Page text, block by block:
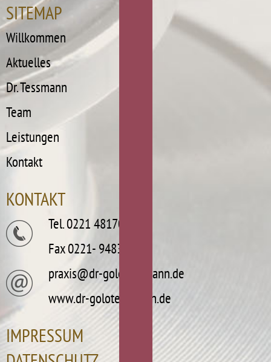
SITEMAP
Navigation
überspringen
Willkommen
Aktuelles
Dr. Tessmann
Team
Leistungen
Kontakt
KONTAKT
Tel.0221 481703
Fax 0221- 9483718
praxis@dr-golotessmann.de
www.dr-golotessmann.de
NAVIGATION
IMPRESSUM